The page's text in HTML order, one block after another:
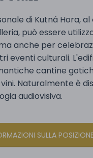
di Kutná Hora,
può essere
anche per
eventi culturali.
cantine
Naturalmente è
audiovisiva.
SULLA POSIZIONE